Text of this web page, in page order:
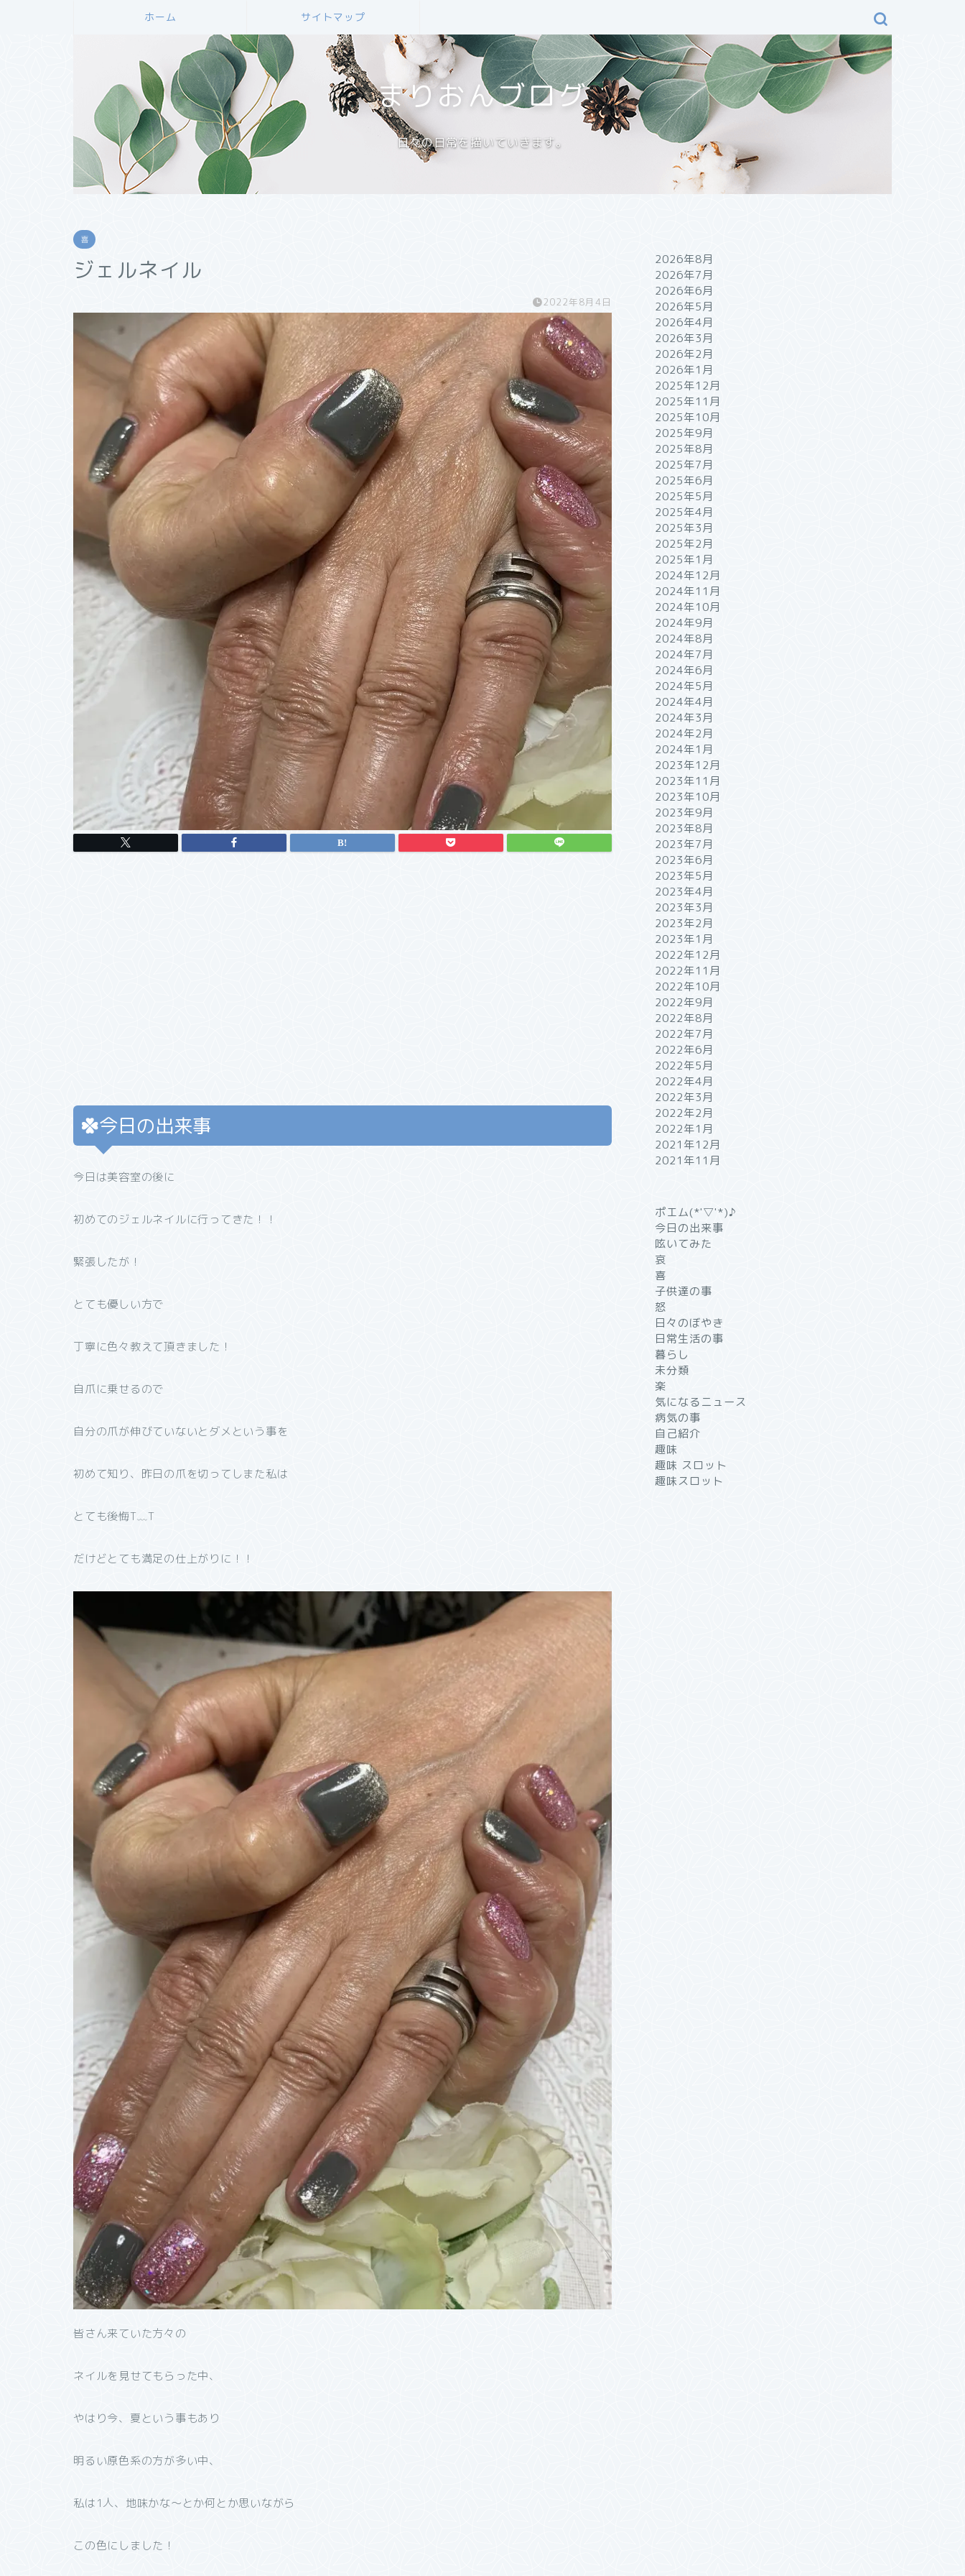
ホーム サイトマップ
まりおんブログ
日々の日常を描いていきます。
喜
ジェルネイル
2022年8月4日
今日の出来事
今日は美容室の後に
初めてのジェルネイルに行ってきた！！
緊張したが！
とても優しい方で
丁寧に色々教えて頂きました！
自爪に乗せるので
自分の爪が伸びていないとダメという事を
初めて知り、昨日の爪を切ってしまた私は
とても後悔T﹏T
だけどとても満足の仕上がりに！！
皆さん来ていた方々の
ネイルを見せてもらった中、
やはり今、夏という事もあり
明るい原色系の方が多い中、
私は1人、地味かな〜とか何とか思いながら
この色にしました！
2026年8月
2026年7月
2026年6月
2026年5月
2026年4月
2026年3月
2026年2月
2026年1月
2025年12月
2025年11月
2025年10月
2025年9月
2025年8月
2025年7月
2025年6月
2025年5月
2025年4月
2025年3月
2025年2月
2025年1月
2024年12月
2024年11月
2024年10月
2024年9月
2024年8月
2024年7月
2024年6月
2024年5月
2024年4月
2024年3月
2024年2月
2024年1月
2023年12月
2023年11月
2023年10月
2023年9月
2023年8月
2023年7月
2023年6月
2023年5月
2023年4月
2023年3月
2023年2月
2023年1月
2022年12月
2022年11月
2022年10月
2022年9月
2022年8月
2022年7月
2022年6月
2022年5月
2022年4月
2022年3月
2022年2月
2022年1月
2021年12月
2021年11月
ポエム(*'▽'*)♪
今日の出来事
呟いてみた
哀
喜
子供達の事
怒
日々のぼやき
日常生活の事
暮らし
未分類
楽
気になるニュース
病気の事
自己紹介
趣味
趣味 スロット
趣味スロット